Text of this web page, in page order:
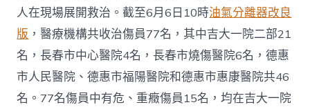
人在現場展開救治。截至6月6日10時油氣分離器改良
版 ，醫療機構共收治傷員77名，其中吉大一院二部21
名，長春市中心醫院4名，長春市燒傷醫院6名，德惠
市人民醫院、德惠市福陽醫院和德惠市惠康醫院共46
名。77名傷員中有危、重癥傷員15名，均在吉大一院